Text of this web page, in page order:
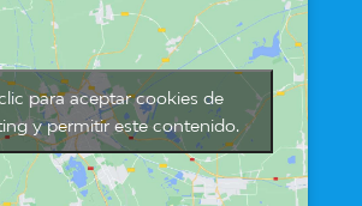
para aceptar cookies de
y permitir este contenido.